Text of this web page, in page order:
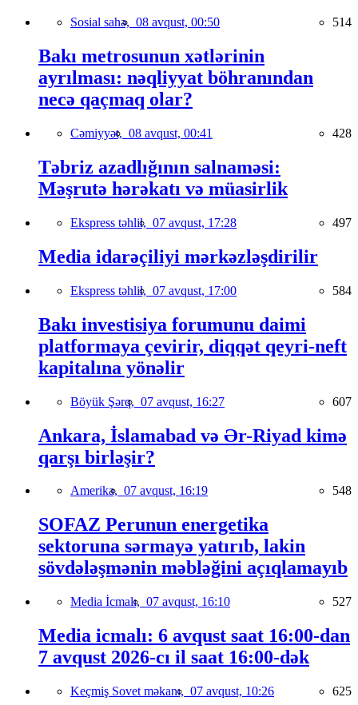
Sosial sahə, 08 avqust, 00:50 514
Bakı metrosunun xətlərinin
ayrılması: nəqliyyat böhranından
necə qaçmaq olar?
Cəmiyyət, 08 avqust, 00:41 428
Təbriz azadlığının salnaməsi:
Məşrutə hərəkatı və müasirlik
Ekspress təhlil, 07 avqust, 17:28 497
Media idarəçiliyi mərkəzləşdirilir
Ekspress təhlil, 07 avqust, 17:00 584
Bakı investisiya forumunu daimi
platformaya çevirir, diqqət qeyri-neft
kapitalına yönəlir
Böyük Şərq, 07 avqust, 16:27 607
Ankara, İslamabad və Ər-Riyad kimə
qarşı birləşir?
Amerika, 07 avqust, 16:19 548
SOFAZ Perunun energetika
sektoruna sərmayə yatırıb, lakin
sövdələşmənin məbləğini açıqlamayıb
Media İcmalı, 07 avqust, 16:10 527
Media icmalı: 6 avqust saat 16:00-dan
7 avqust 2026-cı il saat 16:00-dək
Keçmiş Sovet məkanı, 07 avqust, 10:26 625